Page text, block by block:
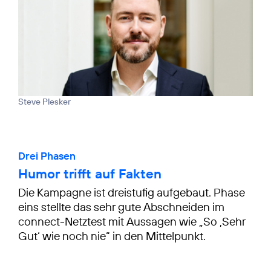
Steve Plesker
Drei Phasen
Humor trifft auf Fakten
Die Kampagne ist dreistufig aufgebaut. Phase
eins stellte das sehr gute Abschneiden im
connect-Netztest mit Aussagen wie „So ‚Sehr
Gut‘ wie noch nie“ in den Mittelpunkt.